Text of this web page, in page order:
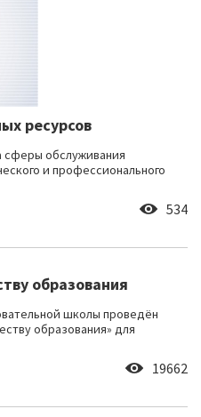
ресурсов
сферы обслуживания
и профессионального
534
образования
школы проведён
образования» для
19662